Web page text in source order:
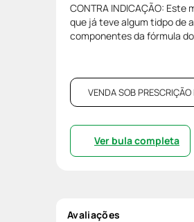
CONTRA INDICAÇÃO:
que já teve algum tidpo de
componentes da fórmula
VENDA SOB
Ver bula completa
Avaliações